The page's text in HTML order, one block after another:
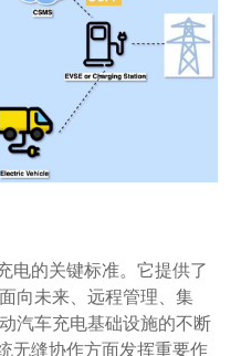
电的关键标准。它提供了
向未来、远程管理、集
汽车充电基础设施的不断
无缝协作方面发挥重要作